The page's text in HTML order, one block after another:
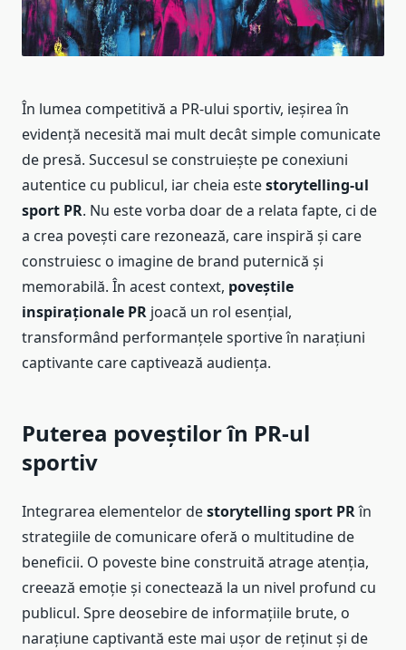
În lumea competitivă a PR-ului sportiv, ieșirea în
evidență necesită mai mult decât simple comunicate
de presă. Succesul se construiește pe conexiuni
autentice cu publicul, iar cheia estestorytelling-ul
sport PR. Nu este vorba doar de a relata fapte, ci de
a crea povești care rezonează, care inspiră și care
construiesc o imagine de brand puternică și
memorabilă. În acest context, poveștile
inspiraționale PR joacă un rol esențial,
transformând performanțele sportive în narațiuni
captivante care captivează audiența.
Puterea poveștilor în PR-ul
sportiv
Integrarea elementelor destorytelling sport PRîn
strategiile de comunicare oferă o multitudine de
beneficii. O poveste bine construită atrage atenția,
creează emoție și conectează la un nivel profund cu
publicul. Spre deosebire de informațiile brute, o
narațiune captivantă este mai ușor de reținut și de